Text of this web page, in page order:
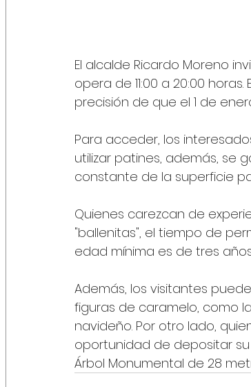
El alcalde Ricardo Moreno
opera de 11:00 a 20:00
precisión de que el 1 de
Para acceder, los
utilizar patines, además, se
constante de la superficie
Quienes carezcan de
"ballenitas", el tiempo de
edad mínima es de tres
Además, los visitantes
figuras de caramelo, como
navideño. Por otro lado,
oportunidad de depositar su
Árbol Monumental de 28